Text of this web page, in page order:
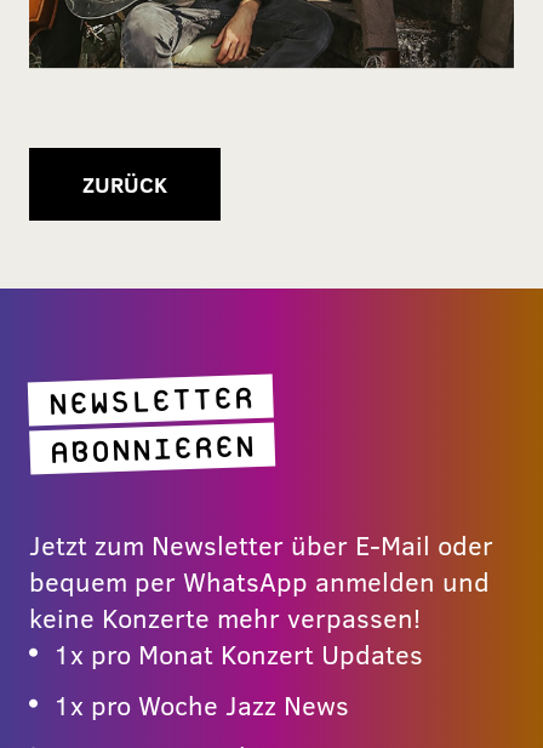
ZURÜCK
NEWSLETTER
ABONNIEREN
Jetzt zum Newsletter über E-Mail oder
bequem per WhatsApp anmelden und
keine Konzerte mehr verpassen!
1x pro Monat Konzert Updates
1x pro Woche Jazz News